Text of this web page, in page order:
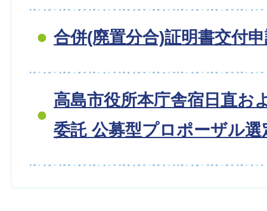
合併(廃置分合)証明書交付
高島市役所本庁舎宿日直お
委託 公募型プロポーザル